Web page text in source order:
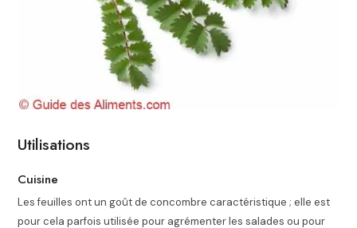
Utilisations
Cuisine
Les feuilles ont un goût de concombre caractéristique ; elle est
pour cela parfois utilisée pour agrémenter les salades ou pour